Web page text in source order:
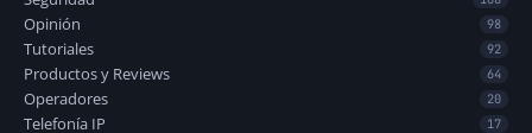
Opinión 98
Tutoriales 92
Productos y Reviews 64
Operadores 20
Telefonía IP 17